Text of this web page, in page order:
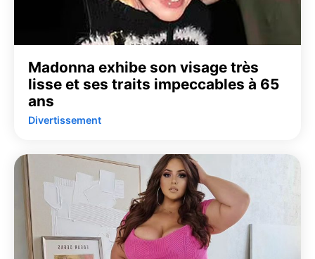
Madonna exhibe son visage très
lisse et ses traits impeccables à 65
ans
Divertissement